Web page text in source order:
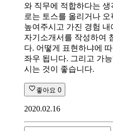
와 직무에 적합하다는
로는 토스를 올리거나
높여주시고 가진 경험
자기소개서를 작성하여
다. 어떻게 표현하냐에
좌우 됩니다. 그리고 가
시는 것이 좋습니다.
좋아요 0
2020.02.16